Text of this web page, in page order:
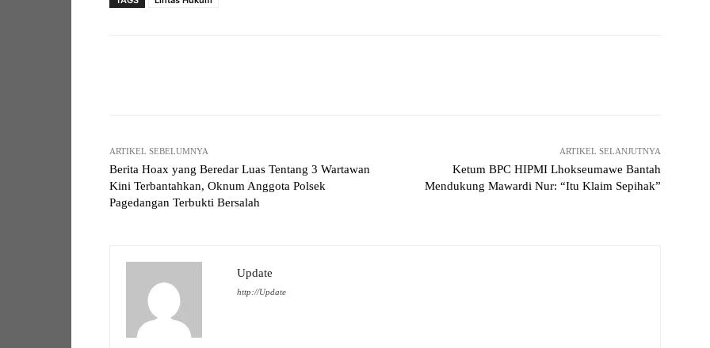
ARTIKEL SEBELUMNYA
Berita Hoax yang Beredar Luas Tentang 3 Wartawan
Kini Terbantahkan, Oknum Anggota Polsek
Pagedangan Terbukti Bersalah
ARTIKEL SELANJUTNYA
Ketum BPC HIPMI Lhokseumawe Bantah
Mendukung Mawardi Nur: “Itu Klaim Sepihak”
Update
http://Update